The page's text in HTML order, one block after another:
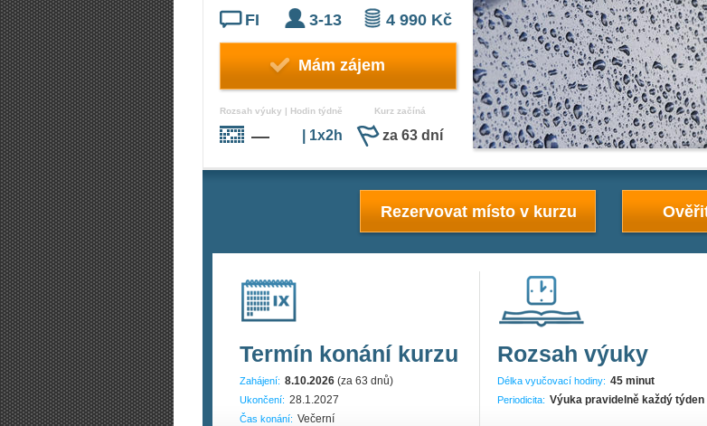
FI 3-13 4 990 Kč
Mám zájem
Rozsah výuky | Hodin týdně
— | 1x2h
Kurz začíná
za 63 dní
Rezervovat místo v kurzu
Termín konání kurzu
Zahájení: 8.10.2026 (za 63 dnů)
Ukončení: 28.1.2027
Čas konání: Večerní
Rozsah výuky
Délka vyučovací hodiny: 45 minut
Periodicita: Výuka pravidelně každý týden